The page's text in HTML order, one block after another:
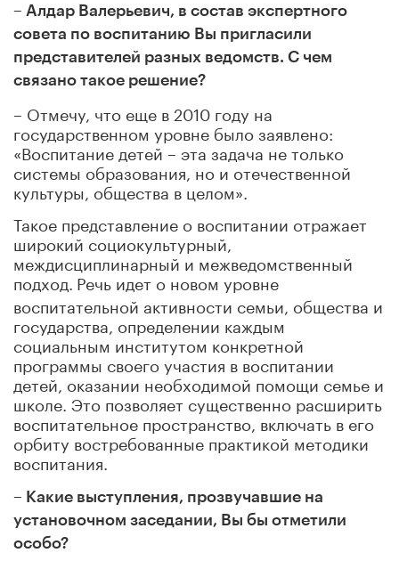
– Алдар Валерьевич, в состав экспертного
совета по воспитанию Вы пригласили
представителей разных ведомств. С чем
связано такое решение?
– Отмечу, что еще в 2010 году на
государственном уровне было заявлено:
«Воспитание детей – эта задача не только
системы образования, но и отечественной
культуры, общества в целом».
Такое представление о воспитании отражает
широкий социокультурный,
междисциплинарный и межведомственный
подход. Речь идет о новом уровне
воспитательной активности семьи, общества и
государства, определении каждым
социальным институтом конкретной
программы своего участия в воспитании
детей, оказании необходимой помощи семье и
школе. Это позволяет существенно расширить
воспитательное пространство, включать в его
орбиту востребованные практикой методики
воспитания.
– Какие выступления, прозвучавшие на
установочном заседании, Вы бы отметили
особо?